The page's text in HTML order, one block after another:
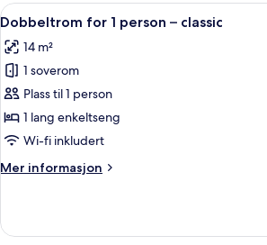
Åpne
alle
bildene
av
Dobbeltrom
for
1
–
1
4
Dobbeltrom for 1 person – classic
14 m²
1 soverom
Plass til 1 person
1 lang enkeltseng
Wi-fi inkludert
Mer informasjon
Mer
for